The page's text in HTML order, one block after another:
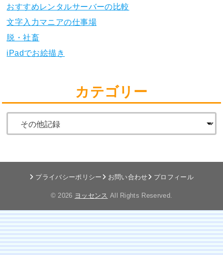
おすすめレンタルサーバーの比較
文字入力マニアの仕事場
脱・社畜
iPadでお絵描き
カテゴリー
プライバシーポリシー お問い合わせ プロフィール
© 2026 ヨッセンス All Rights Reserved.